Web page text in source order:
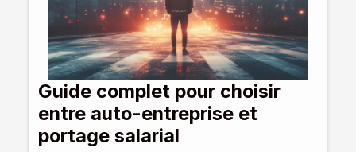
Guide complet pour choisir
entre auto-entreprise et
portage salarial